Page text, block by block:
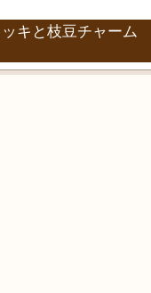
キと枝豆チャーム